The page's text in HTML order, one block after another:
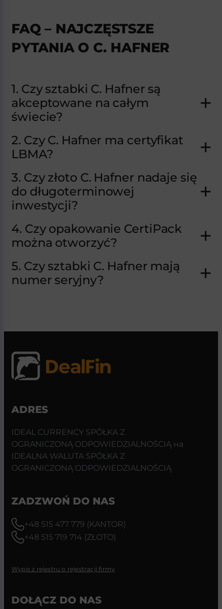
FAQ – NAJCZĘSTSZE
PYTANIA O C. HAFNER
1. Czy sztabki C. Hafner są
akceptowane na całym
świecie?
2. Czy C. Hafner ma certyfikat
LBMA?
3. Czy złoto C. Hafner nadaje się
do długoterminowej
inwestycji?
4. Czy opakowanie CertiPack
można otworzyć?
5. Czy sztabki C. Hafner mają
numer seryjny?
ADRES
IDEAL CURRENCY SPÓŁKA Z
OGRANICZONĄ ODPOWIEDZIALNOŚCIĄ на
IDEALNA WALUTA SPÓŁKA Z
OGRANICZONĄ ODPOWIEDZIALNOŚCIĄ
ZADZWOŃ DO NAS
+48 515 477 779 (KANTOR)
+48 515 719 714 (ZŁOTO)
Wypis z rejestru o rejestracji firmy
DOŁĄCZ DO NAS